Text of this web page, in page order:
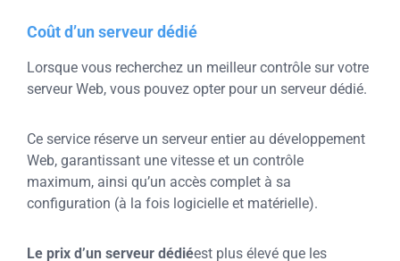
Coût d’un serveur dédié
Lorsque vous recherchez un meilleur contrôle sur votre
serveur Web, vous pouvez opter pour un serveur dédié.
Ce service réserve un serveur entier au développement
Web, garantissant une vitesse et un contrôle
maximum, ainsi qu’un accès complet à sa
configuration (à la fois logicielle et matérielle).
Le prix d’un serveur dédiéest plus élevé que les